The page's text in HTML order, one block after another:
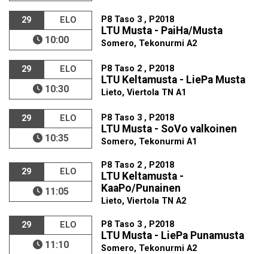
29 ELO
10:00
P8 Taso 3 , P2018
LTU Musta - PaiHa/Musta
Somero, Tekonurmi A2
29 ELO
10:30
P8 Taso 2 , P2018
LTU Keltamusta - LiePa Musta
Lieto, Viertola TN A1
29 ELO
10:35
P8 Taso 3 , P2018
LTU Musta - SoVo valkoinen
Somero, Tekonurmi A1
29 ELO
11:05
P8 Taso 2 , P2018
LTU Keltamusta -
KaaPo/Punainen
Lieto, Viertola TN A2
29 ELO
11:10
P8 Taso 3 , P2018
LTU Musta - LiePa Punamusta
Somero, Tekonurmi A2